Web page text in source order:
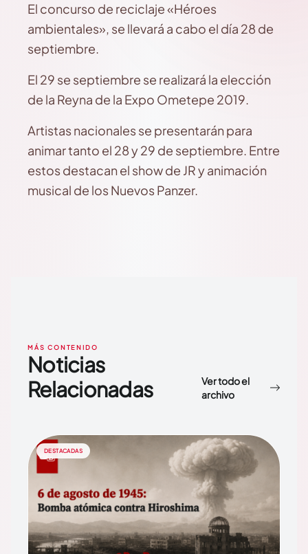
El concurso de reciclaje «Héroes
ambientales», se llevará a cabo el día 28 de
septiembre.
El 29 se septiembre se realizará la elección
de la Reyna de la Expo Ometepe 2019.
Artistas nacionales se presentarán para
animar tanto el 28 y 29 de septiembre. Entre
estos destacan el show de JR y animación
musical de los Nuevos Panzer.
MÁS CONTENIDO
Noticias
Relacionadas
Ver todo el
archivo
DESTACADAS